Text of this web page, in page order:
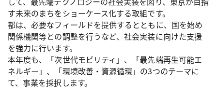
す未来のまちをショーケース化する取組です。
都は、必要なフィールドを提供するとともに、国を始め
関係機関等との調整を行うなど、社会実装に向けた支援
を強力に行います。
本年度も、「次世代モビリティ」、「最先端再生可能エ
ネルギー」、「環境改善・資源循環」の3つのテーマに
て、事業を採択します。